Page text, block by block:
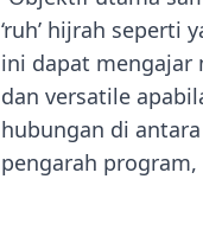
‘ruh’ hijrah
ini dapat mengajar
dan versatile
hubungan di
pengarah